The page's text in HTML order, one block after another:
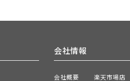
会社情報
会社概要 楽天市場店